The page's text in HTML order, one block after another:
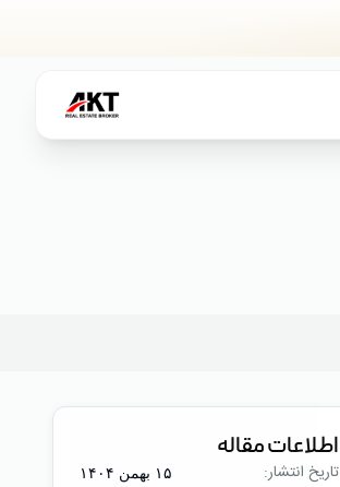
اطلاعات مقاله
تاریخ انتشار: ۱۵ بهمن ۱۴۰۴